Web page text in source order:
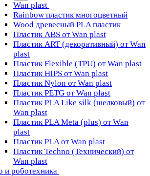
Wan plast
Rainbow пластик многоцветный
Wood древесный PLA пластик
Пластик ABS от Wan plast
Пластик ART (декоративный) от Wan
plast
Пластик Flexible (TPU) от Wan plast
Пластик HIPS от Wan plast
Пластик Nylon от Wan plast
Пластик PETG от Wan plast
Пластик PLA Like silk (шелковый) от
Wan plast
Пластик PLA Meta (plus) от Wan
plast
Пластик PLA от Wan plast
Пластик Techno (Технический) от
Wan plast
и роботехника